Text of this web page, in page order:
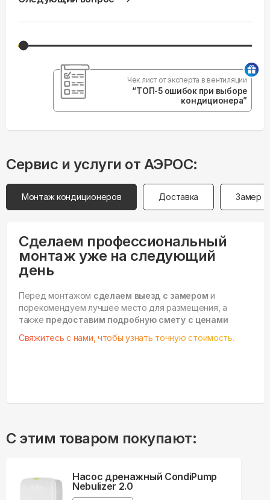
Чек лист от эксперта в вентиляции
“ТОП-5 ошибок при выборе
кондиционера”
Сервис и услуги от АЭРОС:
Монтаж кондиционеров Доставка Замер
Сделаем профессиональный
монтаж уже на следующий
день
Перед монтажом сделаем выезд с замером и
порекомендуем лучшее место для размещения, а
также предоставим подробную смету с ценами
Свяжитесь с нами, чтобы узнать точную стоимость.
С этим товаром покупают:
Насос дренажный CondiPump
Nebulizer 2.0